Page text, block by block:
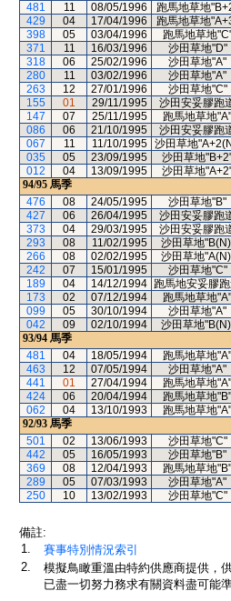
481
11 08/05/1996 跑馬地草地
429
04 17/04/1996 跑馬地草地
398
05 03/04/1996 跑馬地草地
371
11 16/03/1996 沙田草地"D"
318
06 25/02/1996 沙田草地"A"
280
11 03/02/1996 沙田草地"A"
263
12 27/01/1996 沙田草地"C"
155
01 29/11/1995 沙田安妥膠跑
147
07 25/11/1995 跑馬地草地"A"
086
06 21/10/1995 沙田安妥膠跑
067
11 11/10/1995 沙田草地
035
05 23/09/1995 沙田草地
012
04 13/09/1995 沙田草地
94/95 馬季
476
08 24/05/1995 沙田草地"B"
427
06 26/04/1995 沙田安妥膠跑
373
04 29/03/1995 沙田安妥膠跑
293
08 11/02/1995 沙田草地
266
08 02/02/1995 沙田草地
242
07 15/01/1995 沙田草地"C"
189
04 14/12/1994 跑馬地安妥膠
173
02 07/12/1994 跑馬地草地"A"
099
05 30/10/1994 沙田草地"A"
042
09 02/10/1994 沙田草地
93/94 馬季
481
04 18/05/1994 跑馬地草地"A"
463
12 07/05/1994 沙田草地"A"
441
01 27/04/1994 跑馬地草地"A"
424
06 20/04/1994 跑馬地草地"B"
062
04 13/10/1993 跑馬地草地"A"
92/93 馬季
501
02 13/06/1993 沙田草地"C"
442
05 16/05/1993 沙田草地"B"
369
08 12/04/1993 跑馬地草地"B"
289
05 07/03/1993 沙田草地"A"
250
10 13/02/1993 沙田草地"C"
備註:
1.
賽事特別情況索引
2.
模擬鳥瞰重溫由特約供應商提供，
已盡一切努力務求有關資料盡可能